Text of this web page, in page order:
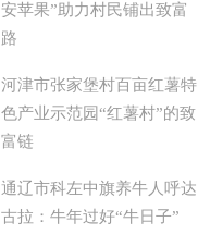
安苹果”助力村民铺出致富
路
河津市张家堡村百亩红薯特
色产业示范园“红薯村”的致
富链
通辽市科左中旗养牛人呼达
古拉：牛年过好“牛日子”